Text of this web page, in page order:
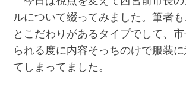
ルについて綴ってみました。筆者
とこだわりがあるタイプでして、
られる度に内容そっちのけで服装
てしまってました。